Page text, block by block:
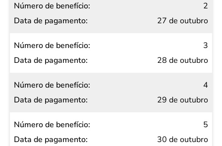
Data de
pagamento
2
27 de outubro
3
28 de outubro
4
29 de outubro
5
30 de outubro